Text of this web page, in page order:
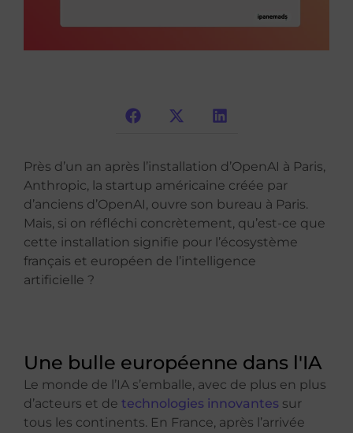
Près d’un an après l’installation d’OpenAI à Paris,
Anthropic, la startup américaine créée par
d’anciens d’OpenAI, ouvre son bureau à Paris.
Mais, si on réfléchi concrètement, qu’est-ce que
cette installation signifie pour l’écosystème
français et européen de l’intelligence
artificielle ?
Une bulle européenne dans l'IA
Le monde de l’IA s’emballe, avec de plus en plus
d’acteurs et de technologies innovantes sur
tous les continents. En France, après l’arrivée